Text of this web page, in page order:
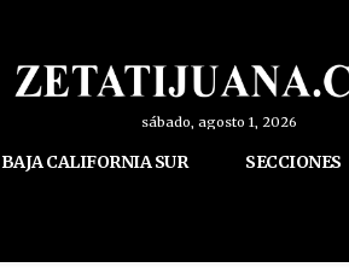
sábado, agosto 1, 2026
BAJA CALIFORNIA SUR SECCIONES